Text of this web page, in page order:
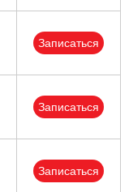
Записаться
Записаться
Записаться